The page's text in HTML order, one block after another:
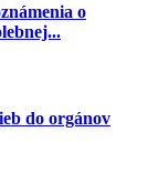
o
do orgánov